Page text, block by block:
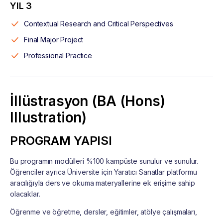
YIL 3
Contextual Research and Critical Perspectives
Final Major Project
Professional Practice
İllüstrasyon (BA (Hons)
Illustration)
PROGRAM YAPISI
Bu programın modülleri %100 kampüste sunulur ve sunulur.
Öğrenciler ayrıca Üniversite için Yaratıcı Sanatlar platformu
aracılığıyla ders ve okuma materyallerine ek erişime sahip
olacaklar.
Öğrenme ve öğretme, dersler, eğitimler, atölye çalışmaları,